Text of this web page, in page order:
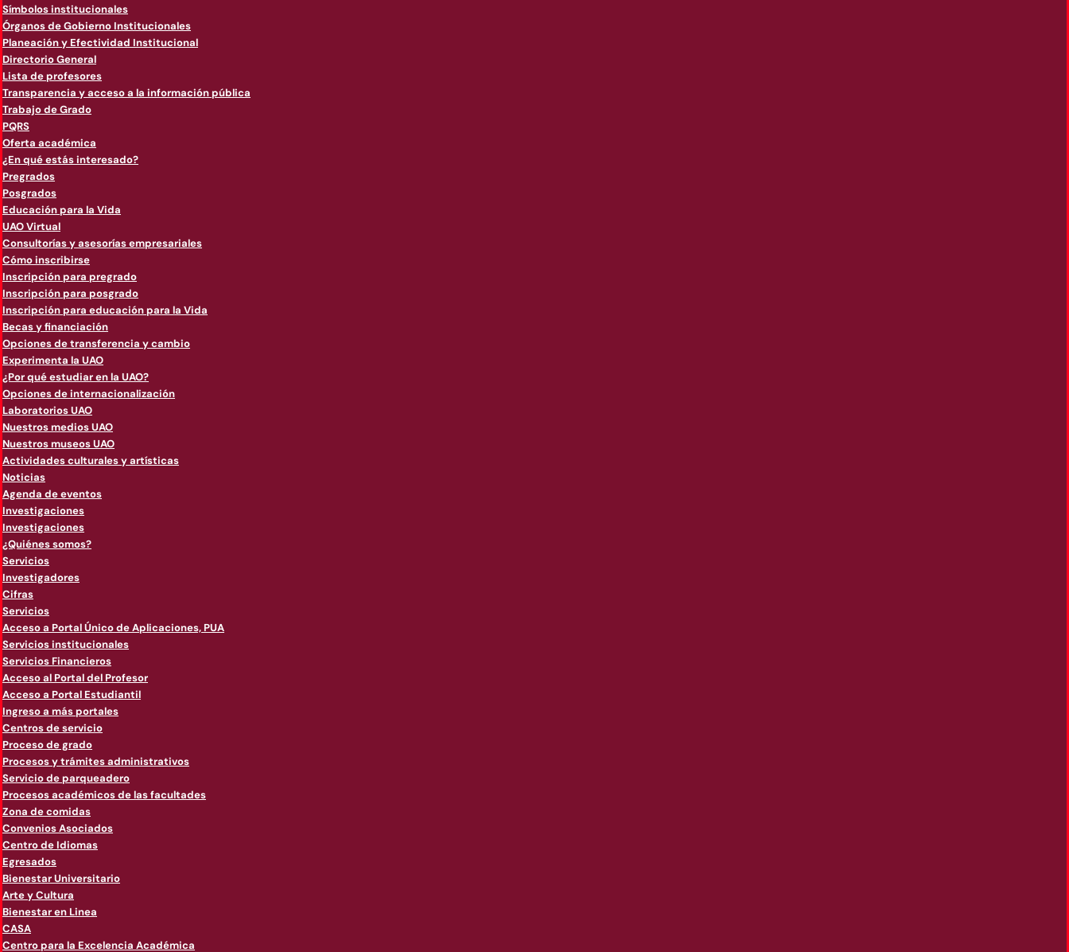
Símbolos institucionales
Órganos de Gobierno Institucionales
Planeación y Efectividad Institucional
Directorio General
Lista de profesores
Transparencia y acceso a la información pública
Trabajo de Grado
PQRS
Oferta académica
¿En qué estás interesado?
Pregrados
Posgrados
Educación para la Vida
UAO Virtual
Consultorías y asesorías empresariales
Cómo inscribirse
Inscripción para pregrado
Inscripción para posgrado
Inscripción para educación para la Vida
Becas y financiación
Opciones de transferencia y cambio
Experimenta la UAO
¿Por qué estudiar en la UAO?
Opciones de internacionalización
Laboratorios UAO
Nuestros medios UAO
Nuestros museos UAO
Actividades culturales y artísticas
Noticias
Agenda de eventos
Investigaciones
Investigaciones
¿Quiénes somos?
Servicios
Investigadores
Cifras
Servicios
Acceso a Portal Único de Aplicaciones, PUA
Servicios institucionales
Servicios Financieros
Acceso al Portal del Profesor
Acceso a Portal Estudiantil
Ingreso a más portales
Centros de servicio
Proceso de grado
Procesos y trámites administrativos
Servicio de parqueadero
Procesos académicos de las facultades
Zona de comidas
Convenios Asociados
Centro de Idiomas
Egresados
Bienestar Universitario
Arte y Cultura
Bienestar en Linea
CASA
Centro para la Excelencia Académica